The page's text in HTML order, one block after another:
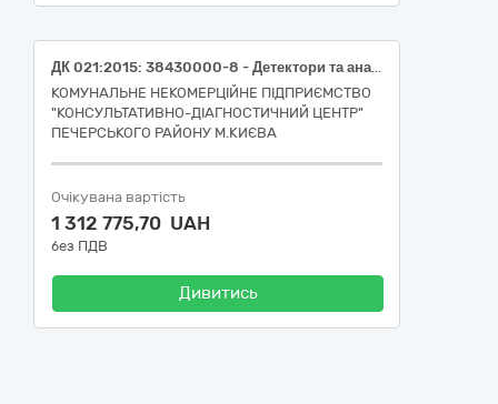
ДК 021:2015: 38430000-8 - Детектори та аналізатори (Аналізатор гематологічний автоматичний)
КОМУНАЛЬНЕ НЕКОМЕРЦІЙНЕ ПІДПРИЄМСТВО
"КОНСУЛЬТАТИВНО-ДІАГНОСТИЧНИЙ ЦЕНТР"
ПЕЧЕРСЬКОГО РАЙОНУ М.КИЄВА
Очікувана вартість
1 312 775,70 UAH
без ПДВ
Дивитись